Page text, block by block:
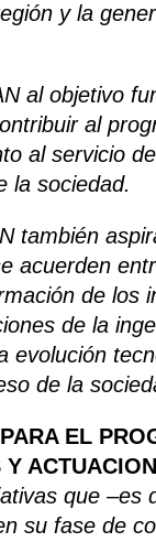
y la
al objetivo
al
al servicio
la sociedad.
también
acuerden
de los
de la
evolución
de la
EL
que –es
su fase de